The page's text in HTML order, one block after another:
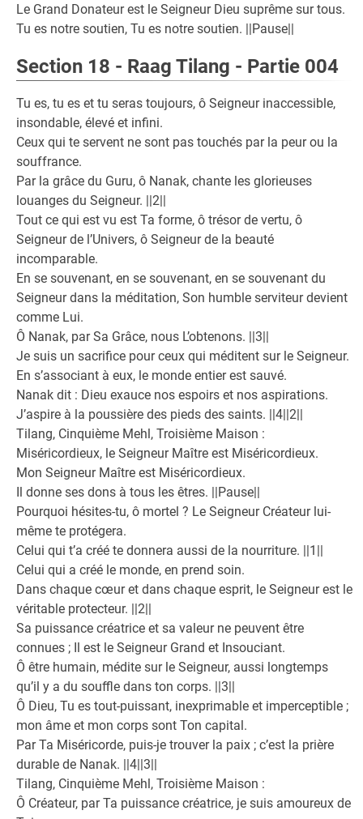
Le Grand Donateur est le Seigneur Dieu suprême sur tous.
Tu es notre soutien, Tu es notre soutien. ||Pause||
Section 18 - Raag Tilang - Partie 004
Tu es, tu es et tu seras toujours, ô Seigneur inaccessible,
insondable, élevé et infini.
Ceux qui te servent ne sont pas touchés par la peur ou la
souffrance.
Par la grâce du Guru, ô Nanak, chante les glorieuses
louanges du Seigneur. ||2||
Tout ce qui est vu est Ta forme, ô trésor de vertu, ô
Seigneur de l’Univers, ô Seigneur de la beauté
incomparable.
En se souvenant, en se souvenant, en se souvenant du
Seigneur dans la méditation, Son humble serviteur devient
comme Lui.
Ô Nanak, par Sa Grâce, nous L’obtenons. ||3||
Je suis un sacrifice pour ceux qui méditent sur le Seigneur.
En s’associant à eux, le monde entier est sauvé.
Nanak dit : Dieu exauce nos espoirs et nos aspirations.
J’aspire à la poussière des pieds des saints. ||4||2||
Tilang, Cinquième Mehl, Troisième Maison :
Miséricordieux, le Seigneur Maître est Miséricordieux.
Mon Seigneur Maître est Miséricordieux.
Il donne ses dons à tous les êtres. ||Pause||
Pourquoi hésites-tu, ô mortel ? Le Seigneur Créateur lui-
même te protégera.
Celui qui t’a créé te donnera aussi de la nourriture. ||1||
Celui qui a créé le monde, en prend soin.
Dans chaque cœur et dans chaque esprit, le Seigneur est le
véritable protecteur. ||2||
Sa puissance créatrice et sa valeur ne peuvent être
connues ; Il est le Seigneur Grand et Insouciant.
Ô être humain, médite sur le Seigneur, aussi longtemps
qu’il y a du souffle dans ton corps. ||3||
Ô Dieu, Tu es tout-puissant, inexprimable et imperceptible ;
mon âme et mon corps sont Ton capital.
Par Ta Miséricorde, puis-je trouver la paix ; c’est la prière
durable de Nanak. ||4||3||
Tilang, Cinquième Mehl, Troisième Maison :
Ô Créateur, par Ta puissance créatrice, je suis amoureux de